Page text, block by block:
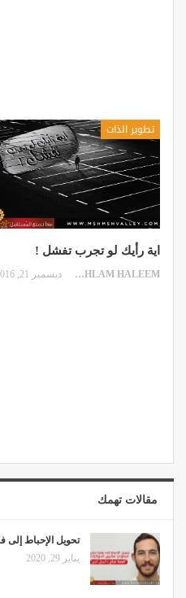
تطوير الذات
اية رأيك لو تجرب تفشل !
AHLAM HALEEM ديسمبر 21, 2016
مقالات تهمك
تحويل الإحباط إلى
يناير 29, 2020